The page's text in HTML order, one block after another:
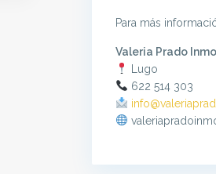
Para más
Valeria Prado
Lugo
622 514 303